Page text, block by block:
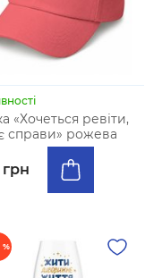
«Хочеться ревіти,
справи» рожева
грн
%